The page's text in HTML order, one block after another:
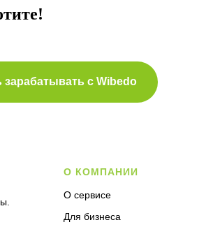
зарабатывать с Wibedo
О КОМПАНИИ
О сервисе
Для бизнеса